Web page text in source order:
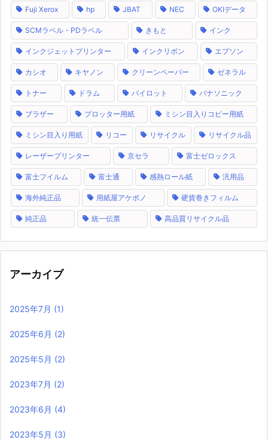
Fuji Xerox hp JBAT NEC OKIデータ
SCMラベル・PDラベル きもと インク
インクジェットプリンター インクリボン エプソン
カシオ キヤノン クリーンペーパー ゼネラル
トナー ドラム パイロット パナソニック
ブラザー プロッター用紙 ミシン目入りコピー用紙
ミシン目入り用紙 リコー リサイクル リサイクル品
レーザープリンター 京セラ 富士ゼロックス
富士フイルム 富士通 感熱ロール紙 汎用品
海外純正品 用紙屋アケボノ 硬貨巻きフィルム
純正品 統一伝票 高品質リサイクル品
アーカイブ
2025年7月 (1)
2025年6月 (2)
2025年5月 (2)
2023年7月 (2)
2023年6月 (4)
2023年5月 (3)